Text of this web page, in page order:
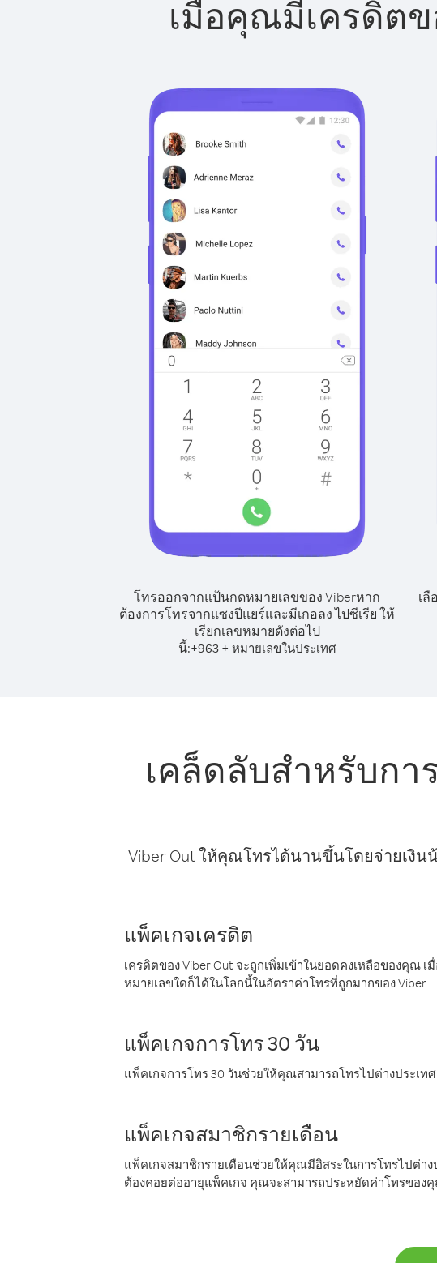
เมื่อคุณมีเครดิต
โทรออกจากแป้นกดหมายเลขของ Viberหาก
ต้องการโทรจากแซงปีแยร์และมีเกอลง ไปซีเรีย ให้
เรียกเลขหมายดังต่อไป
นี้:+963+ หมายเลขในประเทศ
เ
เคล็ดลับสำหรับกา
Viber Out ให้คุณโทรได้นานขึ้นโดยจ่ายเงิ
แพ็คเกจเครดิต
เครดิตของ Viber Out จะถูกเพิ่มเข้าในยอดคงเหลือของคุณ
หมายเลขใดก็ได้ในโลกนี้ในอัตราค่าโทรที่ถูกมากของ Viber
แพ็คเกจการโทร 30 วัน
แพ็คเกจการโทร 30 วันช่วยให้คุณสามารถโทรไปต่างประเ
แพ็คเกจสมาชิกรายเดือน
แพ็คเกจสมาชิกรายเดือนช่วยให้คุณมีอิสระในการโทรไปต่
ต้องคอยต่ออายุแพ็คเกจ คุณจะสามารถประหยัดค่าโทรของ